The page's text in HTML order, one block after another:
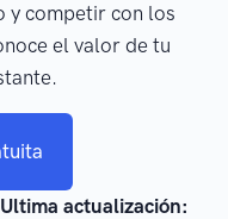
y competir con los
el valor de tu
Ultima actualización: